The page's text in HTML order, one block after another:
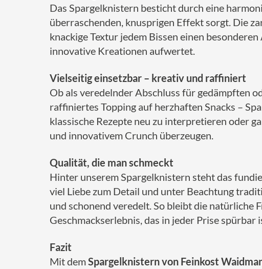
Das Spargelknistern besticht durch eine
überraschenden, knusprigen Effekt sorgt. Die
knackige Textur jedem Bissen einen
innovative Kreationen aufwertet.
Vielseitig einsetzbar – kreativ und raffiniert
Ob als veredelnder Abschluss für gedämpften
raffiniertes Topping auf herzhaften Snacks –
klassische Rezepte neu zu interpretieren oder
und innovativem Crunch überzeugen.
Qualität, die man schmeckt
Hinter unserem Spargelknistern steht das
viel Liebe zum Detail und unter Beachtung
und schonend veredelt. So bleibt die natürliche
Geschmackserlebnis, das in jeder Prise spürbar
Fazit
Mit demSpargelknistern von Feinkost